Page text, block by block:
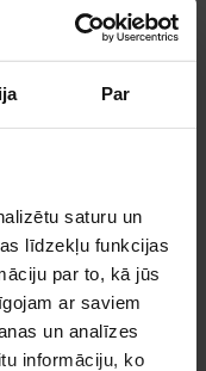
Par
saturu un
līdzekļu funkcijas
par to, kā jūs
ar saviem
un analīzes
informāciju, ko
ir manevringa;
padavimo sistema,
operatoriaus